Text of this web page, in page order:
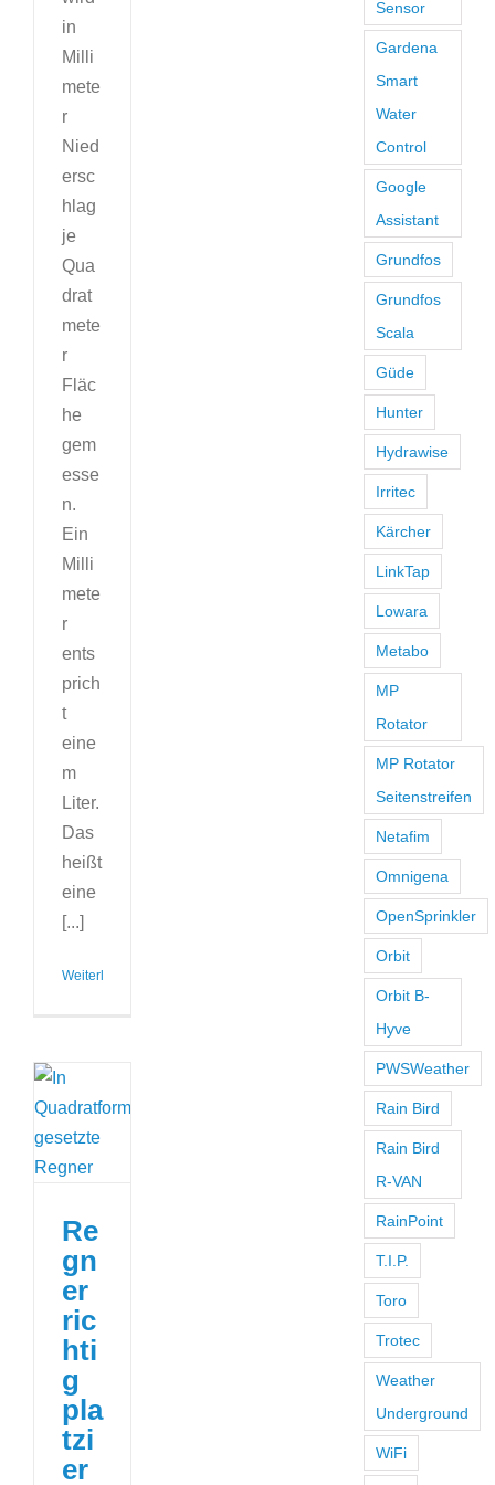
in
Milli
mete
r
Nied
ersc
hlag
je
Qua
drat
mete
r
Fläc
he
gem
esse
n.
Ein
Milli
mete
r
ents
prich
t
eine
m
Liter.
Das
heißt
eine
[...]
Weiterlesen
Re
gn
er
ric
hti
g
pla
tzi
er
Sensor
Gardena
Smart
Water
Control
Google
Assistant
Grundfos
Grundfos
Scala
Güde
Hunter
Hydrawise
Irritec
Kärcher
LinkTap
Lowara
Metabo
MP
Rotator
MP Rotator
Seitenstreifen
Netafim
Omnigena
OpenSprinkler
Orbit
Orbit B-
Hyve
PWSWeather
Rain Bird
Rain Bird
R-VAN
RainPoint
T.I.P.
Toro
Trotec
Weather
Underground
WiFi